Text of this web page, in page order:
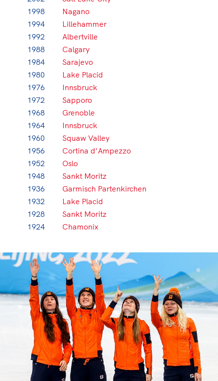
1998
Nagano
1994
Lillehammer
1992
Albertville
1988
Calgary
1984
Sarajevo
1980
Lake Placid
1976
Innsbruck
1972
Sapporo
1968
Grenoble
1964
Innsbruck
1960
Squaw Valley
1956
Cortina d’Ampezzo
1952
Oslo
1948
Sankt Moritz
1936
Garmisch Partenkirchen
1932
Lake Placid
1928
Sankt Moritz
1924
Chamonix